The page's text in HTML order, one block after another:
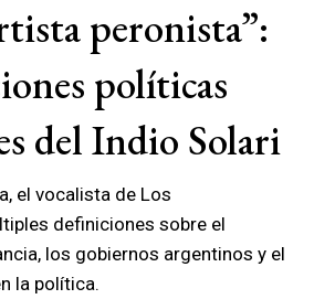
peronista”:
políticas
del Indio Solari
el vocalista de Los
definiciones sobre el
los gobiernos argentinos y el
la política.